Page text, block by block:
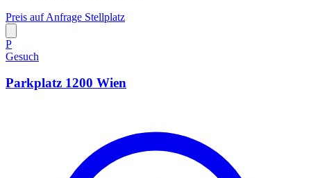
Preis auf Anfrage Stellplatz
P
Gesuch
Parkplatz 1200 Wien